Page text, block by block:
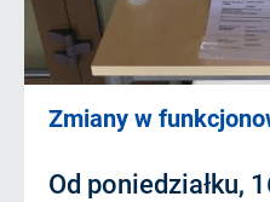
Zmiany w
Od poniedziałku,